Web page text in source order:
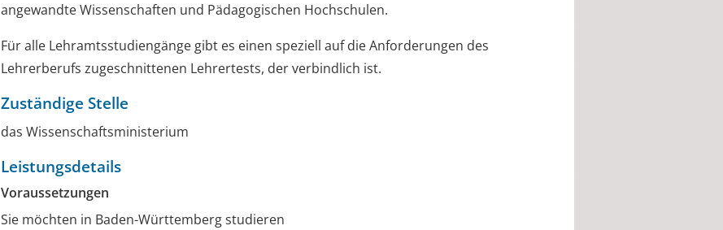
angewandte Wissenschaften und Pädagogischen Hochschulen.
Für alle Lehramtsstudiengänge gibt es einen speziell auf die Anforderungen des
Lehrerberufs zugeschnittenen Lehrertests, der verbindlich ist.
Zuständige Stelle
das Wissenschaftsministerium
Leistungsdetails
Voraussetzungen
Sie möchten in Baden-Württemberg studieren